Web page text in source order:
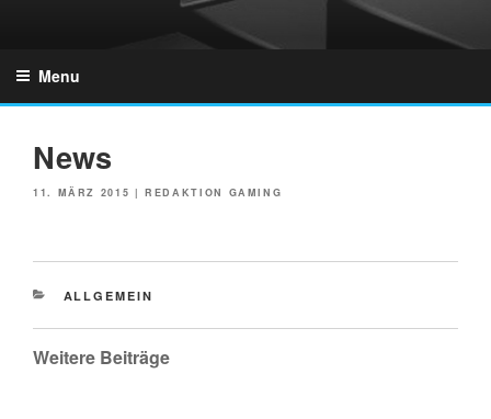
Menu
News
POSTED
11. MÄRZ 2015 |REDAKTION GAMING
CATEGORIES
ALLGEMEIN
Weitere Beiträge